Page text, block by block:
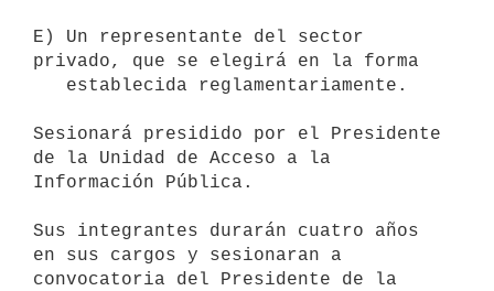
E) Un representante del sector
privado, que se elegirá en la forma
Sesionará presidido por el Presidente
de la Unidad de Acceso a la
Información Pública.
Sus integrantes durarán cuatro años
en sus cargos y sesionaran a
convocatoria del Presidente de la